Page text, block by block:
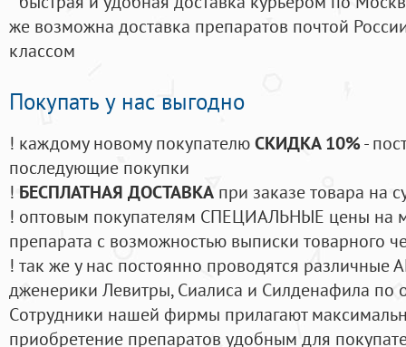
же возможна доставка препаратов почтой
классом
Покупать у нас выгодно
! каждому новому покупателюСКИДКА 10%-
последующие покупки
! БЕСПЛАТНАЯ ДОСТАВКА при заказе товара на
! оптовым покупателям СПЕЦИАЛЬНЫЕ цены на
препарата с возможностью выписки товарного
! так же у нас постоянно проводятся
дженерики Левитры, Сиалиса и Силденафила по
Cотрудники нашей фирмы прилагают
приобретение препаратов удобным для